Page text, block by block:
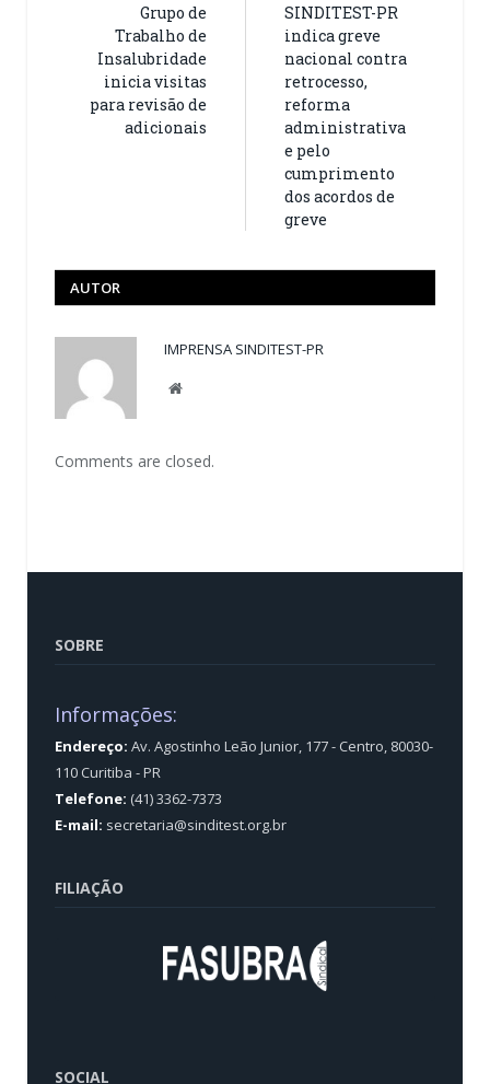
Grupo de
Trabalho de
Insalubridade
inicia visitas
para revisão de
adicionais
SINDITEST-PR
indica greve
nacional contra
retrocesso,
reforma
administrativa
e pelo
cumprimento
dos acordos de
greve
AUTOR
IMPRENSA SINDITEST-PR
Website
Comments are closed.
SOBRE
Informações:
Endereço: Av. Agostinho Leão Junior, 177 - Centro, 80030-
110 Curitiba - PR
Telefone: (41) 3362-7373
E-mail: secretaria@sinditest.org.br
FILIAÇÃO
SOCIAL